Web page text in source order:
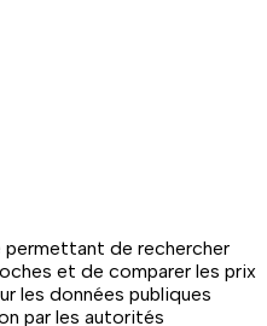
de rechercher
et de comparer les prix
les données publiques
par les autorités